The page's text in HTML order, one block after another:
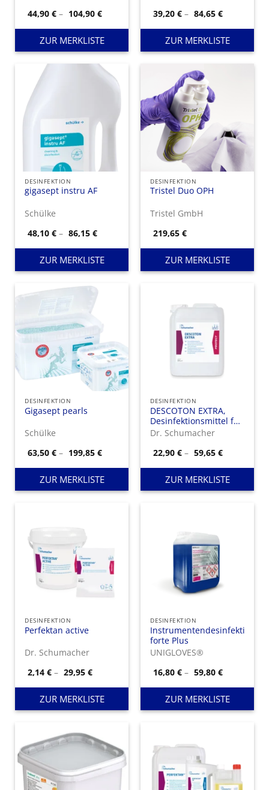
stabile Instrumente.
44,90€ – 104,90€Preisspanne:
44,90 €
bis
104,90 €
ZUR MERKLISTE
39,20€ – 84,65€
39,20 €
bis
84,65 €
ZUR MERKLISTE
DESINFEKTION
gigasept instru AF
Schülke
48,10€ – 86,15€Preisspanne:
48,10 €
bis
86,15 €
ZUR MERKLISTE
DESINFEKTION
Tristel Duo OPH
Tristel GmbH
219,65€
ZUR MERKLISTE
DESINFEKTION
Gigasept pearls
Schülke
63,50€ – 199,85€Preisspanne:
bis
199,85 €
ZUR MERKLISTE
DESINFEKTION
DESCOTON EXTRA,
Desinfektionsmittel für
Instrumente und
Dr. Schumacher
22,90€ – 59,65€
bis
59,65 €
ZUR MERKLISTE
DESINFEKTION
Perfektan active
Dr. Schumacher
2,14€ – 29,95€Preisspanne:
bis
29,95 €
ZUR MERKLISTE
DESINFEKTION
Instrumentendesinfektion
forte Plus
UNIGLOVES®
16,80€ – 59,80€
bis
59,80 €
ZUR MERKLISTE